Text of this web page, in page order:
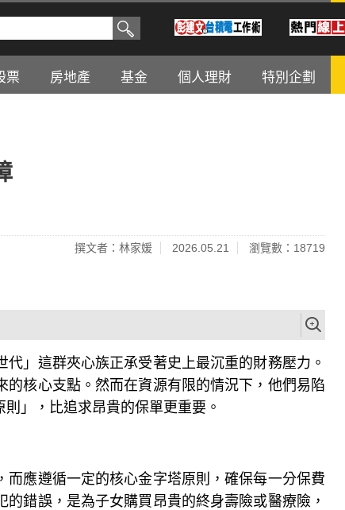
票 房地產 基金 個人理財 特別企劃
撰文者：林家媛 2026.05.21 瀏覽數：18719
」這群夾心族正承受著史上最沉重的財務壓力。
核心支點。然而在資源有限的情況下，他們易陷
」，比追求昂貴的保單更重要。
應遵循一定的核心金字塔原則，確保每一分保費
錯誤，是為子女購買昂貴的終身壽險或醫療險，